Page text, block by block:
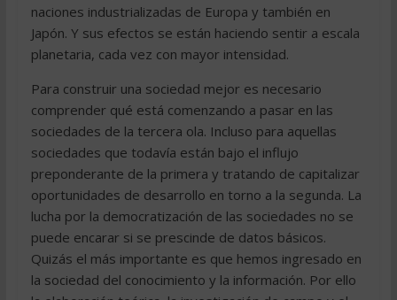
naciones industrializadas de Europa y también en
Japón. Y sus efectos se están haciendo sentir a escala
planetaria, cada vez con mayor intensidad.
Para construir una sociedad mejor es necesario
comprender qué está comenzando a pasar en las
sociedades de la tercera ola. Incluso para aquellas
sociedades que todavía están bajo el influjo
preponderante de la primera y tratando de capitalizar
oportunidades de desarrollo en torno a la segunda. La
lucha por la democratización de las sociedades no se
puede encarar si se prescinde de datos básicos.
Quizás el más importante es que hemos ingresado en
la sociedad del conocimiento y la información. Por ello